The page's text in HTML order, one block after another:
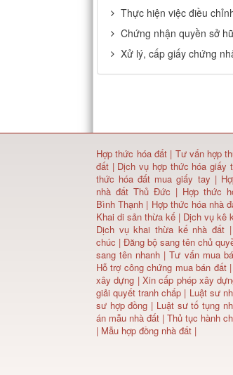
Thực hiện việc điều
Chứng nhận quyền sở
Xử lý, cấp giấy chứng
Hợp thức hóa đất| Tư vấn hợp
đất | Dịch vụ hợp thức hóa giấy
thức hóa đất mua giấy tay |
nhà đất Thủ Đức | Hợp thức
Bình Thạnh | Hợp thức hóa nhà
Khai di sản thừa kế | Dịch vụ kê
Dịch vụ khai thừa kế nhà đất |
chúc | Đăng bộ sang tên chủ
sang tên nhanh |Tư vấn mua
Hỗ trợ công chứng mua bán đất |
xây dựng | Xin cấp phép xây
giải quyết tranh chấp | Luật sư
sư hợp đồng | Luật sư tố tụng
án mẫu nhà đất | Thủ tục hành
| Mẫu hợp đồng nhà đất |